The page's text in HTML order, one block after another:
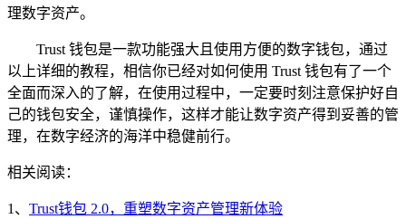
理数字资产。
Trust 钱包是一款功能强大且使用方便的数字钱包，通过
以上详细的教程，相信你已经对如何使用 Trust 钱包有了一个
全面而深入的了解，在使用过程中，一定要时刻注意保护好自
己的钱包安全，谨慎操作，这样才能让数字资产得到妥善的管
理，在数字经济的海洋中稳健前行。
相关阅读：
1、 Trust钱包 2.0，重塑数字资产管理新体验